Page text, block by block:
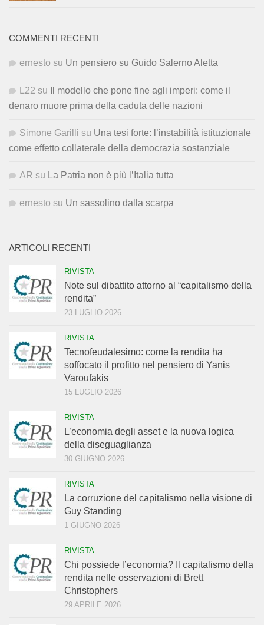
COMMENTI RECENTI
ernesto su Un pensiero su Guido Salerno Aletta
L22 su
Il modello che pone fine agli imperi: come il
denaro muore prima della caduta delle nazioni
Simone Garilli su Una tesi forte: l’instabilità istituzionale
come effetto collaterale della democrazia sostanziale
AR su La Patria non è più l’Italia tutta
ernesto su Un sassolino dalla scarpa
ARTICOLI RECENTI
RIVISTA
Note sul dibattito attorno al “capitalismo della
rendita”
23 LUGLIO 2026
RIVISTA
Tecnofeudalesimo: come la rendita ha
soffocato il profitto nel pensiero di Yanis
Varoufakis
15 LUGLIO 2026
RIVISTA
L’economia degli asset e la nuova logica
della diseguaglianza
30 GIUGNO 2026
RIVISTA
La corruzione del capitalismo nella visione di
Guy Standing
1 GIUGNO 2026
RIVISTA
Chi possiede l’economia? Il capitalismo della
rendita nelle osservazioni di Brett
Christophers
29 APRILE 2026